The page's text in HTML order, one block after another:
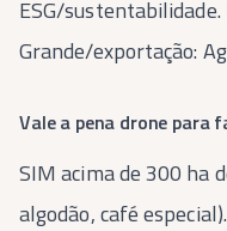
ESG/
Grande/exportação:
Vale a pena drone para
SIM acima de 300 ha
algodão, café